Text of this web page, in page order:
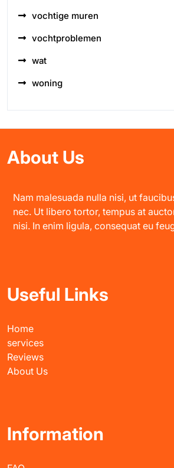
vochtige muren
vochtproblemen
wat
woning
About Us
Nam malesuada nulla nisi, ut
nec. Ut libero tortor, tempus at
nisi. In enim ligula, consequat eu
Useful Links
Home
services
Reviews
About Us
Information